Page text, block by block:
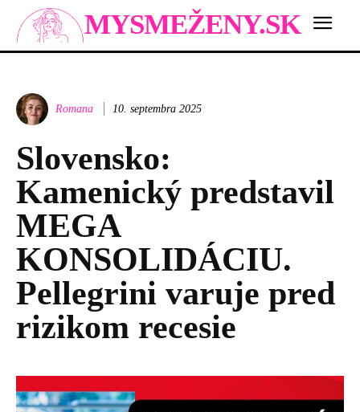
MYSMEŽENY.SK
Romana 10. septembra 2025
Slovensko:
Kamenický predstavil
MEGA
KONSOLIDÁCIU.
Pellegrini varuje pred
rizikom recesie